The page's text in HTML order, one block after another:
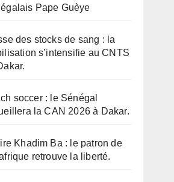
Pape Guèye
des stocks de sang : la
s’intensifie au CNTS
soccer : le Sénégal
la CAN 2026 à Dakar.
Khadim Ba : le patron de
retrouve la liberté.